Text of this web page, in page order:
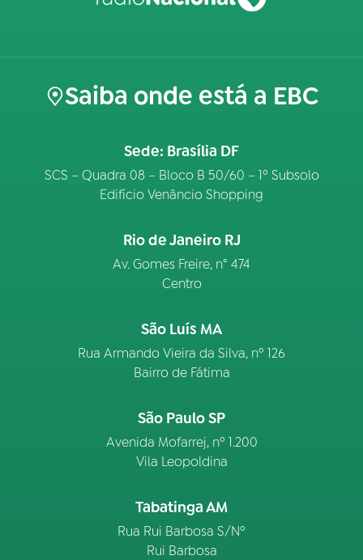
Saiba onde está a EBC
Sede: Brasília DF
SCS – Quadra 08 – Bloco B 50/60 – 1º Subsolo
Edifício Venâncio Shopping
Rio de Janeiro RJ
Av. Gomes Freire, n° 474
Centro
São Luís MA
Rua Armando Vieira da Silva, nº 126
Bairro de Fátima
São Paulo SP
Avenida Mofarrej, nº 1.200
Vila Leopoldina
Tabatinga AM
Rua Rui Barbosa S/Nº
Rui Barbosa